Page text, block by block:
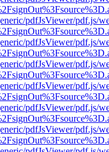
pdfJsViewer/pdf.js/
pdfJsViewer/pdf.js/
pdfJsViewer/pdf.js/
pdfJsViewer/pdf.js/
pdfJsViewer/pdf.js/
pdfJsViewer/pdf.js/